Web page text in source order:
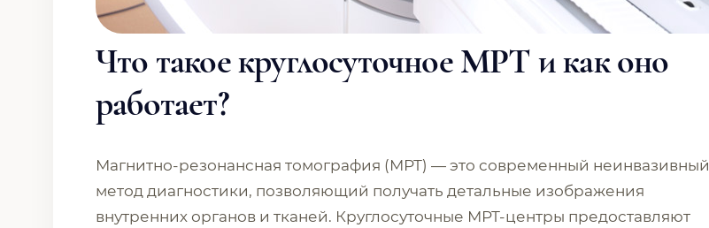
Что такое круглосуточное МРТ и как оно
работает?
Магнитно-резонансная томография (МРТ) — это современный неинвазивный
метод диагностики, позволяющий получать детальные изображения
внутренних органов и тканей. Круглосуточные МРТ-центры предоставляют